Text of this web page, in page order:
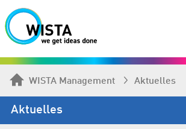
WISTA Management Aktuelles
Aktuelles